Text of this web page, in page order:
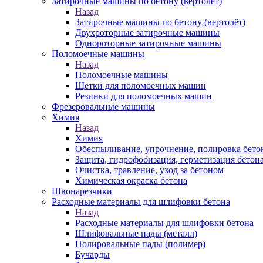
Назад
Затирочные машины по бетону (вертолёт)
Двухроторные затирочные машины
Однороторные затирочные машины
Поломоечные машины
Назад
Поломоечные машины
Щетки для поломоечных машин
Резинки для поломоечных машин
Фрезеровальные машины
Химия
Назад
Химия
Обеспыливание, упрочнение, полировка
Защита, гидрофобизация, герметизация
Очистка, травление, уход за бетоном
Химическая окраска бетона
Швонарезчики
Расходные материалы для шлифовки бетона
Назад
Расходные материалы для шлифовки бетона
Шлифовальные пады (металл)
Полировальные пады (полимер)
Бучарды